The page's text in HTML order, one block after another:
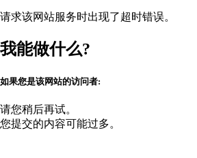
请求该网站服务时出现了超时错误。
我能做什么?
如果您是该网站的访问者:
请您稍后再试。
您提交的内容可能过多。